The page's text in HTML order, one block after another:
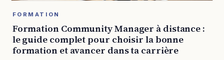
FORMATION
Formation Community Manager à distance :
le guide complet pour choisir la bonne
formation et avancer dans ta carrière